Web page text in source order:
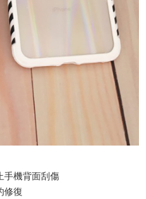
手機背面刮傷
修復